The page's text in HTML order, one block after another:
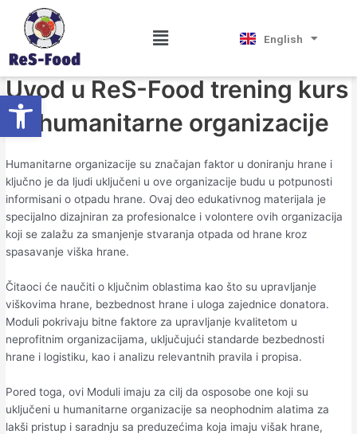
Open toolbar
content
Menu English
Српски језик
Uvod
ByTourniss/June 21, 2024
Uvod u ReS-Food trening kurs
za humanitarne organizacije
Humanitarne organizacije su značajan faktor u doniranju hrane i
ključno je da ljudi uključeni u ove organizacije budu u potpunosti
informisani o otpadu hrane. Ovaj deo edukativnog materijala je
specijalno dizajniran za profesionalce i volontere ovih organizacija
koji se zalažu za smanjenje stvaranja otpada od hrane kroz
spasavanje viška hrane.
Čitaoci će naučiti o ključnim oblastima kao što su upravljanje
viškovima hrane, bezbednost hrane i uloga zajednice donatora.
Moduli pokrivaju bitne faktore za upravljanje kvalitetom u
neprofitnim organizacijama, uključujući standarde bezbednosti
hrane i logistiku, kao i analizu relevantnih pravila i propisa.
Pored toga, ovi Moduli imaju za cilj da osposobe one koji su
uključeni u humanitarne organizacije sa neophodnim alatima za
lakši pristup i saradnju sa preduzećima koja imaju višak hrane,
navigation